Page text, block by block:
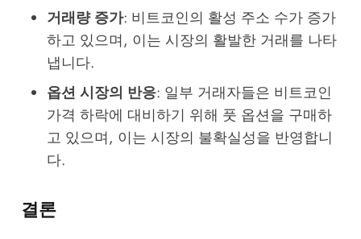
거래량 증가: 비트코인의 활성 주소 수가 증가
하고 있으며, 이는 시장의 활발한 거래를 나타
냅니다.
옵션 시장의 반응: 일부 거래자들은 비트코인
가격 하락에 대비하기 위해 풋 옵션을 구매하
고 있으며, 이는 시장의 불확실성을 반영합니
다.
결론